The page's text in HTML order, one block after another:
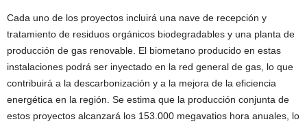
Cada uno de los proyectos incluirá una nave de recepción y
tratamiento de residuos orgánicos biodegradables y una planta de
producción de gas renovable. El biometano producido en estas
instalaciones podrá ser inyectado en la red general de gas, lo que
contribuirá a la descarbonización y a la mejora de la eficiencia
energética en la región. Se estima que la producción conjunta de
estos proyectos alcanzará los 153.000 megavatios hora anuales, lo